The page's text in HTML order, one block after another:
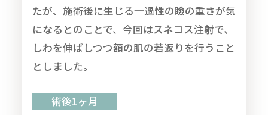
たが、施術後に生じる一過性の瞼の重さが気
になるとのことで、今回はスネコス注射で、
しわを伸ばしつつ額の肌の若返りを行うこと
としました。
術後1ヶ月